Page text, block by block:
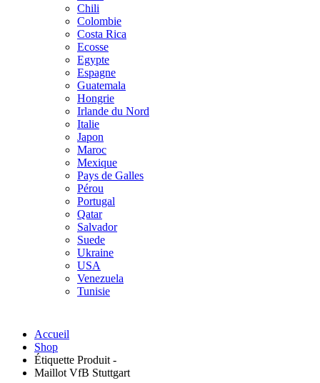
Chili
Colombie
Costa Rica
Ecosse
Egypte
Espagne
Guatemala
Hongrie
Irlande du Nord
Italie
Japon
Maroc
Mexique
Pays de Galles
Pérou
Portugal
Qatar
Salvador
Suede
Ukraine
USA
Venezuela
Tunisie
Accueil
Shop
Étiquette Produit -
Maillot VfB Stuttgart